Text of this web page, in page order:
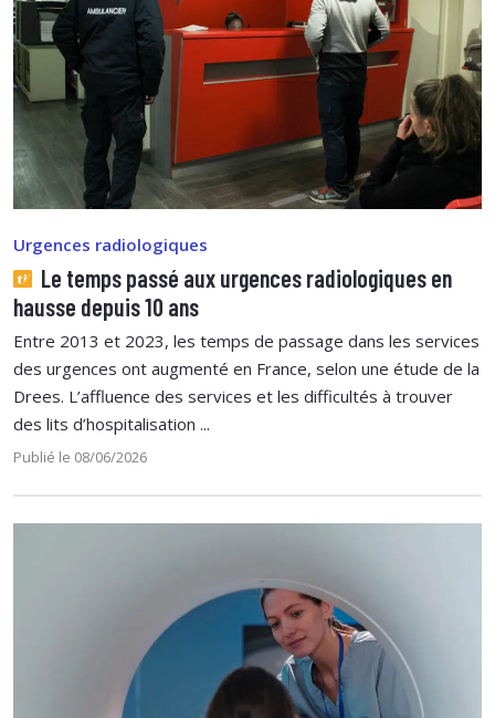
Urgences radiologiques
Le temps passé aux urgences radiologiques en
hausse depuis 10 ans
Entre 2013 et 2023, les temps de passage dans les services
des urgences ont augmenté en France, selon une étude de la
Drees. L’affluence des services et les difficultés à trouver
des lits d’hospitalisation ...
Publié le 08/06/2026